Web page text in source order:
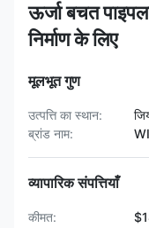
ऊर्जा बचत
निर्माण के लिए
मूलभूत गुण
उत्पत्ति का स्थान:
ब्रांड नाम:
व्यापारिक संपत्तियाँ
कीमत: